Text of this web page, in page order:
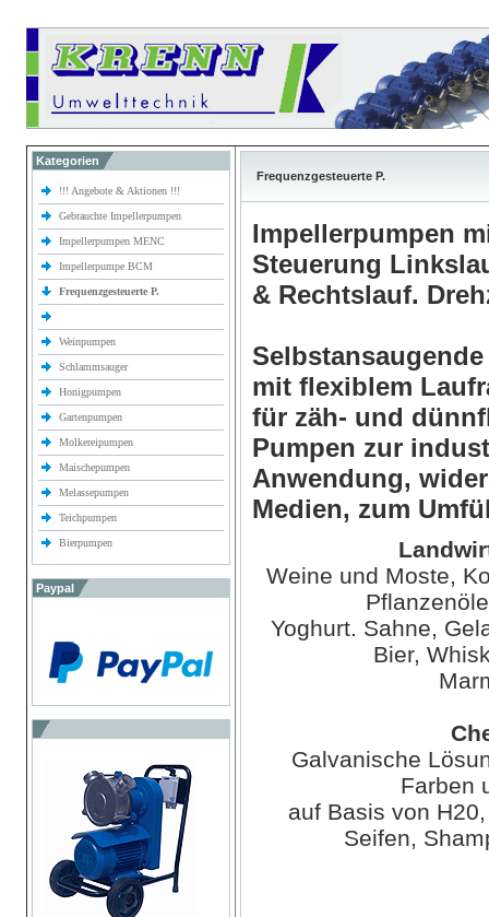
Kategorien
!!! Angebote & Aktionen !!!
Gebrauchte Impellerpumpen
Impellerpumpen MENC
Impellerpumpe BCM
Frequenzgesteuerte P.
Weinpumpen
Schlammsauger
Honigpumpen
Gartenpumpen
Molkereipumpen
Maischepumpen
Melassepumpen
Teichpumpen
Bierpumpen
Paypal
Frequenzgesteuerte P.
Impellerpumpen
Steuerung
& Rechtslauf.
mit flexiblem
für zäh- und
Pumpen zur
Anwendung,
Medien, zum
Weine und Moste,
Yoghurt. Sahne,
Bier,
Galvanische
Farben
auf Basis von
Seifen,